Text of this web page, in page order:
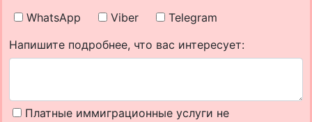
WhatsApp
Viber
Telegram
Напишите подробнее, что вас интересует:
Платные иммиграционные услуги не